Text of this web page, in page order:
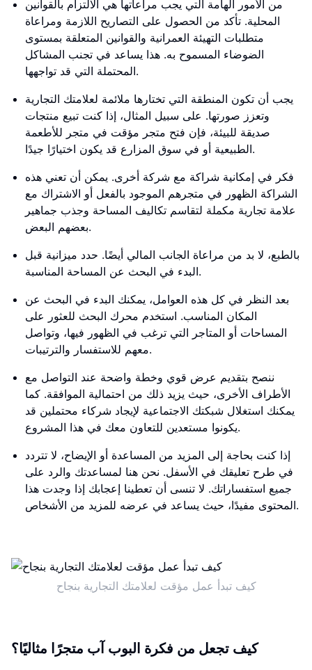
من الأمور الهامة التي يجب مراعاتها هي الالتزام بالقوانين
المحلية. تأكد من الحصول على التصاريح اللازمة ومراعاة
متطلبات التهيئة العمرانية والقوانين المتعلقة بمستوى
الضوضاء المسموح به. هذا يساعد في تجنب المشاكل
المحتملة التي قد تواجهها.
يجب أن تكون المنطقة التي تختارها ملائمة لعلامتك التجارية
وتعزز صورتها. على سبيل المثال، إذا كنت تبيع منتجات
صديقة للبيئة، فإن فتح متجر مؤقت في متجر للأطعمة
الطبيعية أو في سوق المزارع قد يكون اختيارًا جيدًا.
فكر في إمكانية شراكة مع شركة أخرى. يمكن أن تعني هذه
الشراكة الظهور في متجرهم الموجود بالفعل أو الاشتراك مع
علامة تجارية مكملة لتقاسم تكاليف المساحة وجذب جماهير
بعضهم البعض.
بالطبع، لا بد من مراعاة الجانب المالي أيضًا. حدد ميزانية قبل
البدء في البحث عن المساحة المناسبة.
بعد النظر في كل هذه العوامل، يمكنك البدء في البحث عن
المكان المناسب. استخدم محرك البحث للعثور على
المساحات أو المتاجر التي ترغب في الظهور فيها، وتواصل
معهم للاستفسار والترتيبات.
ننصح بتقديم عرض قوي وخطة واضحة عند التواصل مع
الأطراف الأخرى، حيث يزيد ذلك من احتمالية الموافقة. كما
يمكنك استغلال شبكتك الاجتماعية لإيجاد شركاء محتملين قد
يكونوا مستعدين للتعاون معك في هذا المشروع.
إذا كنت بحاجة إلى المزيد من المساعدة أو الإيضاح، لا تتردد
في طرح تعليقك في الأسفل. نحن هنا لمساعدتك والرد على
جميع استفساراتك. لا تنسى أن تعطينا إعجابك إذا وجدت هذا
المحتوى مفيدًا، حيث يساعد في عرضه للمزيد من الأشخاص.
كيف تبدأ عمل مؤقت لعلامتك التجارية بنجاح
كيف تجعل من فكرة البوب آب متجرًا مثاليًا؟